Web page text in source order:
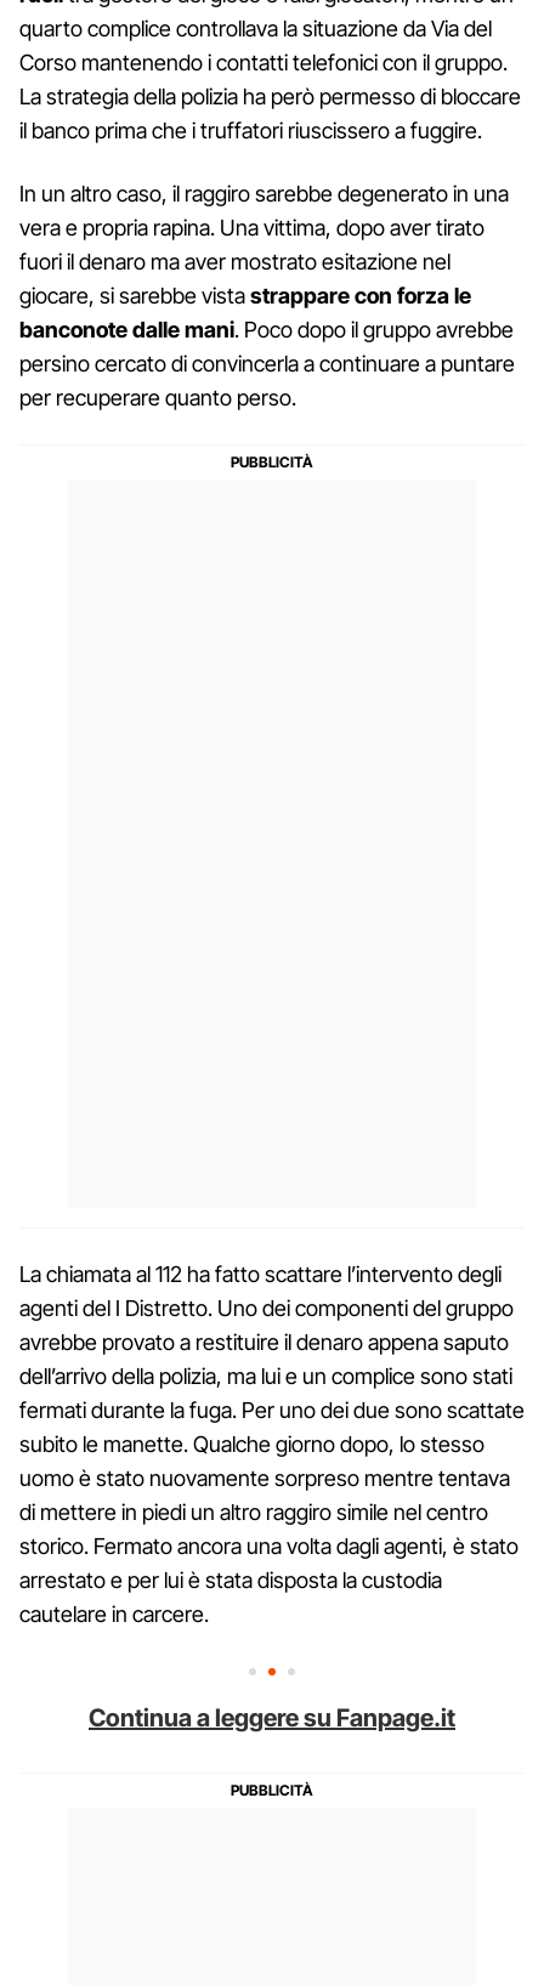
quarto complice controllava la situazione da Via del
Corso mantenendo i contatti telefonici con il gruppo.
La strategia della polizia ha però permesso di bloccare
il banco prima che i truffatori riuscissero a fuggire.
In un altro caso, il raggiro sarebbe degenerato in una
vera e propria rapina. Una vittima, dopo aver tirato
fuori il denaro ma aver mostrato esitazione nel
giocare, si sarebbe vistastrappare con forza le
banconote dalle mani. Poco dopo il gruppo avrebbe
persino cercato di convincerla a continuare a puntare
per recuperare quanto perso.
La chiamata al 112 ha fatto scattare l’intervento degli
agenti del I Distretto. Uno dei componenti del gruppo
avrebbe provato a restituire il denaro appena saputo
dell’arrivo della polizia, ma lui e un complice sono stati
fermati durante la fuga. Per uno dei due sono scattate
subito le manette. Qualche giorno dopo, lo stesso
uomo è stato nuovamente sorpreso mentre tentava
di mettere in piedi un altro raggiro simile nel centro
storico. Fermato ancora una volta dagli agenti, è stato
arrestato e per lui è stata disposta la custodia
cautelare in carcere.
Continua a leggere su Fanpage.it